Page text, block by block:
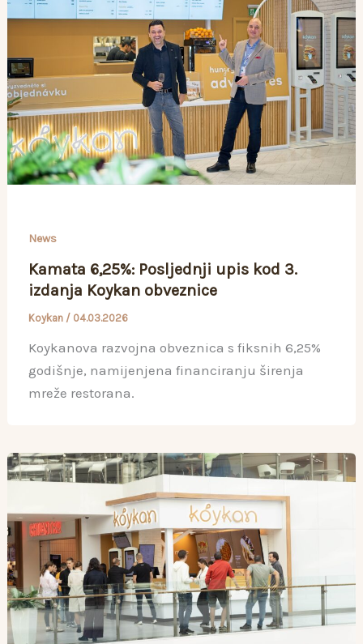
News
Kamata 6,25%: Posljednji upis kod 3.
izdanja Koykan obveznice
Koykan / 04.03.2026
Koykanova razvojna obveznica s fiksnih 6,25%
godišnje, namijenjena financiranju širenja
mreže restorana.